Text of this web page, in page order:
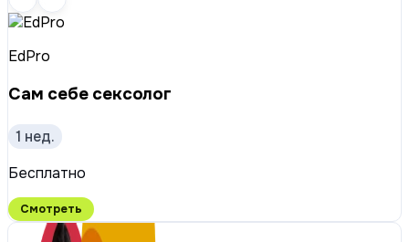
EdPro
Сам себе сексолог
1 нед.
Бесплатно
Смотреть